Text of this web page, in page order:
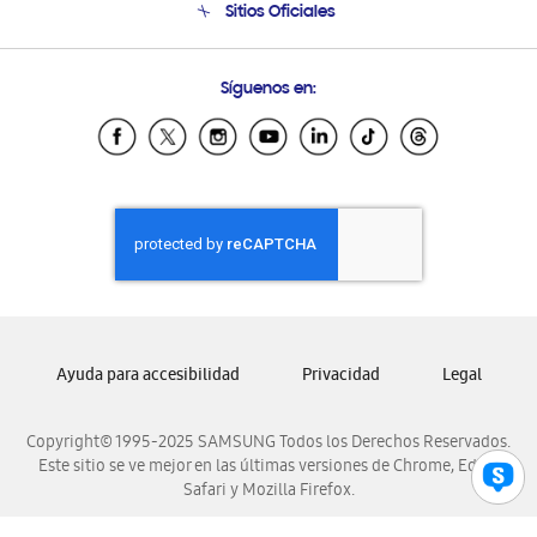
Soporte vía eMail
Sitios Oficiales
Samsung Ecuador
Samsung El Salvador
Samsung Honduras
Samsung Nicaragua
Samsung Panamá
Samsung Venezuela
Síguenos en:
Copyright© 1995-2025 SAMSUNG Todos los Derechos Reservados.
Este sitio se ve mejor en las últimas versiones de Chrome, Edge,
Safari y Mozilla Firefox.
Ayuda para accesibilidad Privacidad Legal